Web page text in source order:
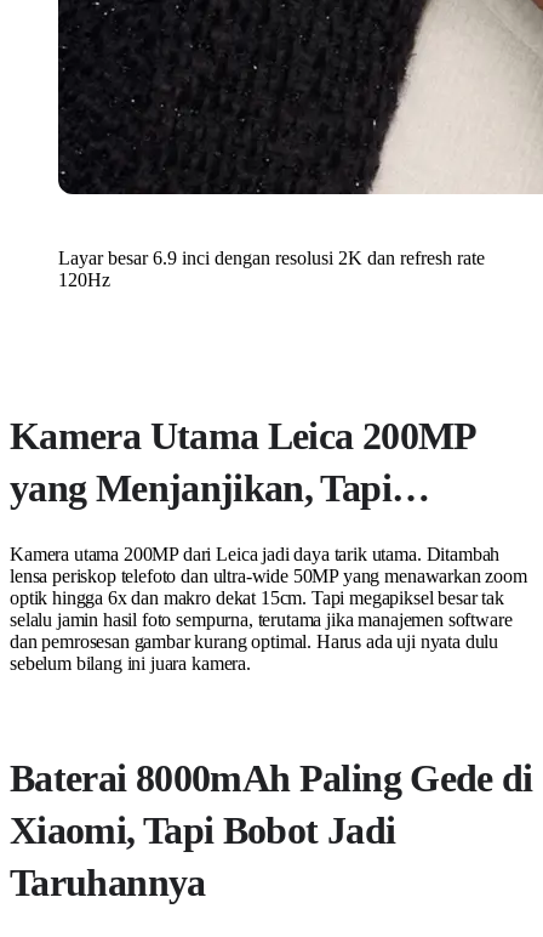
Layar besar 6.9 inci dengan resolusi 2K dan refresh rate
120Hz
Kamera Utama Leica 200MP
yang Menjanjikan, Tapi…
Kamera utama 200MP dari Leica jadi daya tarik utama. Ditambah
lensa periskop telefoto dan ultra-wide 50MP yang menawarkan zoom
optik hingga 6x dan makro dekat 15cm. Tapi megapiksel besar tak
selalu jamin hasil foto sempurna, terutama jika manajemen software
dan pemrosesan gambar kurang optimal. Harus ada uji nyata dulu
sebelum bilang ini juara kamera.
Baterai 8000mAh Paling Gede di
Xiaomi, Tapi Bobot Jadi
Taruhannya